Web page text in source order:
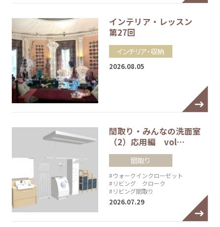
インテリア・レッスン
第27回
インテリア・収納
2026.08.05
間取り・みんなの洗面室
（2）応用編 vol…
間取り
#ウォークインクローゼット
#リビング クローク
#リビング間取り
2026.07.29